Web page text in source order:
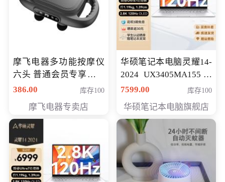
摩飞电器多功能按摩仪
六头 普通会员专享价格
199元
386.00 库存100
摩飞电器专卖店
华硕笔记本电脑灵耀14-
2024 UX3405MA155冰
川银 oled 智慧轻薄本 会
7599.00 库存100
华硕笔记本电脑旗舰店